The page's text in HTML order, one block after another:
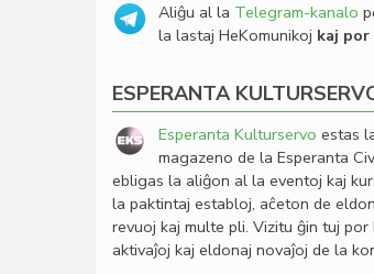
Aliĝu al la Telegram-kanalo
la lastaj HeKomunikoj kaj
ESPERANTA
Esperanta Kulturservo estas
magazeno de la Esperanta
ebligas la aliĝon al la eventoj kaj
la paktintaj establoj, aĉeton de
revuoj kaj multe pli. Vizitu ĝin tuj
aktivaĵoj kaj eldonaj novaĵoj de la